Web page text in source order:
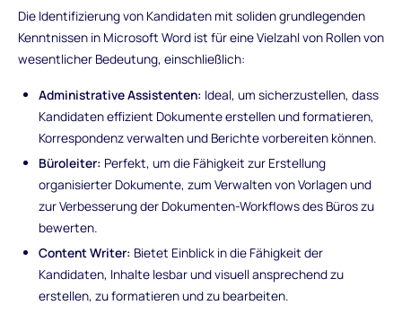
Die Identifizierung von Kandidaten mit soliden grundlegenden
Kenntnissen in Microsoft Word ist für eine Vielzahl von Rollen von
wesentlicher Bedeutung, einschließlich:
Administrative Assistenten: Ideal, um sicherzustellen, dass
Kandidaten effizient Dokumente erstellen und formatieren,
Korrespondenz verwalten und Berichte vorbereiten können.
Büroleiter: Perfekt, um die Fähigkeit zur Erstellung
organisierter Dokumente, zum Verwalten von Vorlagen und
zur Verbesserung der Dokumenten-Workflows des Büros zu
bewerten.
Content Writer: Bietet Einblick in die Fähigkeit der
Kandidaten, Inhalte lesbar und visuell ansprechend zu
erstellen, zu formatieren und zu bearbeiten.